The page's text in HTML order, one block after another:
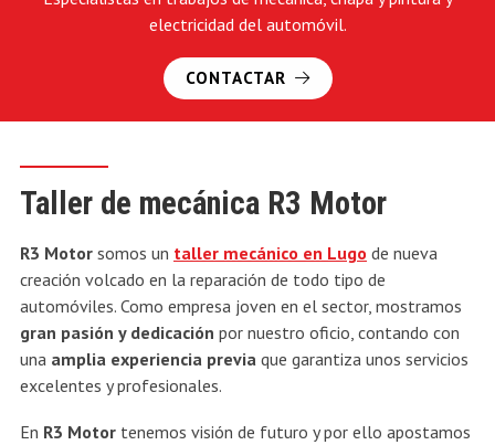
electricidad del automóvil.
CONTACTAR
Taller de mecánica R3 Motor
R3 Motor somos un taller mecánico en Lugo de nueva
creación volcado en la reparación de todo tipo de
automóviles. Como empresa joven en el sector, mostramos
gran pasión y dedicación por nuestro oficio, contando con
una amplia experiencia previa que garantiza unos servicios
excelentes y profesionales.
En R3 Motor tenemos visión de futuro y por ello apostamos